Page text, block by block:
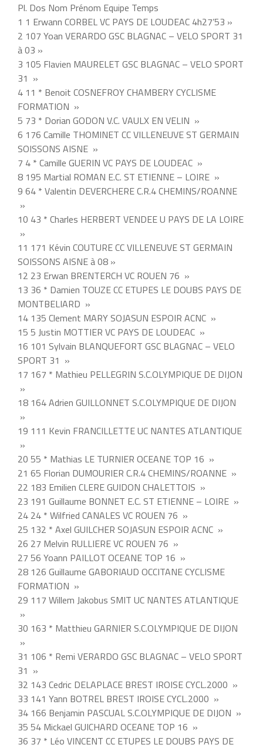
Pl. Dos Nom Prénom Equipe Temps
1 1 Erwann CORBEL VC PAYS DE LOUDEAC 4h27’53 »
2 107 Yoan VERARDO GSC BLAGNAC – VELO SPORT 31
à 03 »
3 105 Flavien MAURELET GSC BLAGNAC – VELO SPORT
31 »
4 11 * Benoit COSNEFROY CHAMBERY CYCLISME
FORMATION »
5 73 * Dorian GODON V.C. VAULX EN VELIN »
6 176 Camille THOMINET CC VILLENEUVE ST GERMAIN
SOISSONS AISNE »
7 4 * Camille GUERIN VC PAYS DE LOUDEAC »
8 195 Martial ROMAN E.C. ST ETIENNE – LOIRE »
9 64 * Valentin DEVERCHERE C.R.4 CHEMINS/ROANNE
»
10 43 * Charles HERBERT VENDEE U PAYS DE LA LOIRE
»
11 171 Kévin COUTURE CC VILLENEUVE ST GERMAIN
SOISSONS AISNE à 08 »
12 23 Erwan BRENTERCH VC ROUEN 76 »
13 36 * Damien TOUZE CC ETUPES LE DOUBS PAYS DE
MONTBELIARD »
14 135 Clement MARY SOJASUN ESPOIR ACNC »
15 5 Justin MOTTIER VC PAYS DE LOUDEAC »
16 101 Sylvain BLANQUEFORT GSC BLAGNAC – VELO
SPORT 31 »
17 167 * Mathieu PELLEGRIN S.C.OLYMPIQUE DE DIJON
»
18 164 Adrien GUILLONNET S.C.OLYMPIQUE DE DIJON
»
19 111 Kevin FRANCILLETTE UC NANTES ATLANTIQUE
»
20 55 * Mathias LE TURNIER OCEANE TOP 16 »
21 65 Florian DUMOURIER C.R.4 CHEMINS/ROANNE »
22 183 Emilien CLERE GUIDON CHALETTOIS »
23 191 Guillaume BONNET E.C. ST ETIENNE – LOIRE »
24 24 * Wilfried CANALES VC ROUEN 76 »
25 132 * Axel GUILCHER SOJASUN ESPOIR ACNC »
26 27 Melvin RULLIERE VC ROUEN 76 »
27 56 Yoann PAILLOT OCEANE TOP 16 »
28 126 Guillaume GABORIAUD OCCITANE CYCLISME
FORMATION »
29 117 Willem Jakobus SMIT UC NANTES ATLANTIQUE
»
30 163 * Matthieu GARNIER S.C.OLYMPIQUE DE DIJON
»
31 106 * Remi VERARDO GSC BLAGNAC – VELO SPORT
31 »
32 143 Cedric DELAPLACE BREST IROISE CYCL.2000 »
33 141 Yann BOTREL BREST IROISE CYCL.2000 »
34 166 Benjamin PASCUAL S.C.OLYMPIQUE DE DIJON »
35 54 Mickael GUICHARD OCEANE TOP 16 »
36 37 * Léo VINCENT CC ETUPES LE DOUBS PAYS DE